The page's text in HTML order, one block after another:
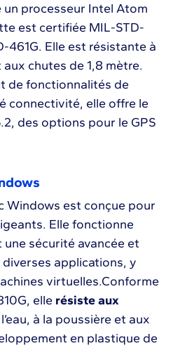
un processeur Intel Atom
est certifiée MIL-STD-
461G. Elle est résistante à
aux chutes de 1,8 mètre.
de fonctionnalités de
connectivité, elle offre le
des options pour le GPS
Windows est conçue pour
Elle fonctionne
sécurité avancée et
applications, y
virtuelles.Conforme
elle résiste aux
à la poussière et aux
en plastique de